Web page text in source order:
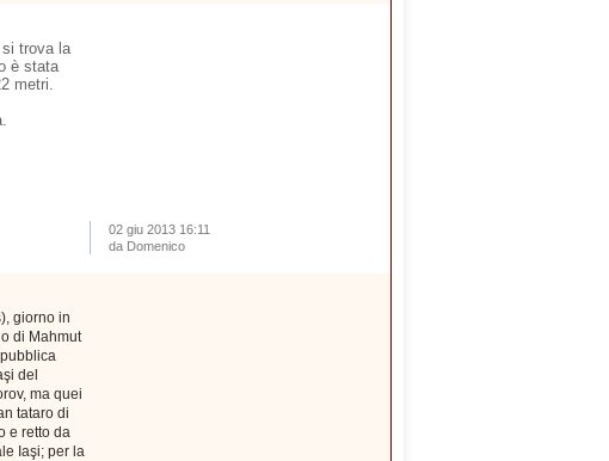
trova la
è stata
metri.
02 giu 2013 16:11
da Domenico
giorno in
di Mahmut
del
ma quei
tataro di
e retto da
Iaşi; per la